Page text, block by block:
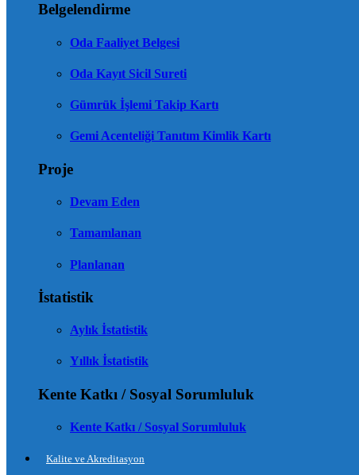
Belgelendirme
Oda Faaliyet Belgesi
Oda Kayıt Sicil Sureti
Gümrük İşlemi Takip Kartı
Gemi Acenteliği Tanıtım Kimlik Kartı
Proje
Devam Eden
Tamamlanan
Planlanan
İstatistik
Aylık İstatistik
Yıllık İstatistik
Kente Katkı / Sosyal Sorumluluk
Kente Katkı / Sosyal Sorumluluk
Kalite ve Akreditasyon